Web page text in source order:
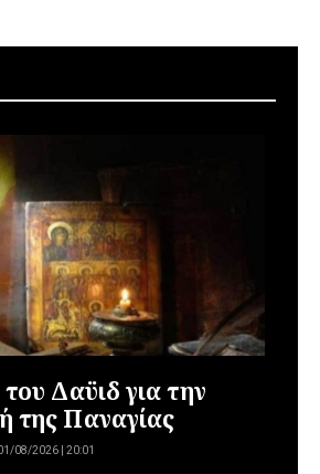
Δαϋιδ για την
της Παναγίας
08/2026 | 20:01